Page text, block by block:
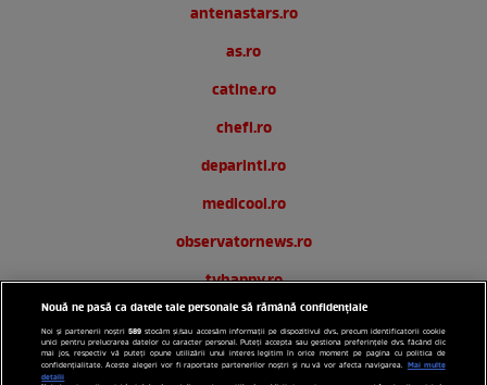
antenastars.ro
as.ro
catine.ro
chefi.ro
deparinti.ro
medicool.ro
observatornews.ro
tvhappy.ro
useit.ro
zutv.ro
Nouă ne pasă ca datele tale personale să rămână confidențiale
Noi și partenerii noștri589 stocăm și/sau accesăm informații pe dispozitivul dvs., precum identificatorii cookie
unici pentru prelucrarea datelor cu caracter personal. Puteți accepta sau gestiona preferințele dvs. făcând clic
mai jos, respectiv vă puteți opune utilizării unui interes legitim în orice moment pe pagina cu politica de
confidențialitate. Aceste alegeri vor fi raportate partenerilor noștri și nu vă vor afecta navigarea. Mai multe
detalii